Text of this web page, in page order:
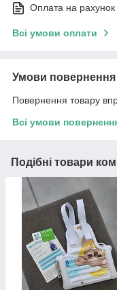
Оплата на рахунок
Всі умови оплати
Умови повернення
Повернення товару
Всі умови
Подібні товари